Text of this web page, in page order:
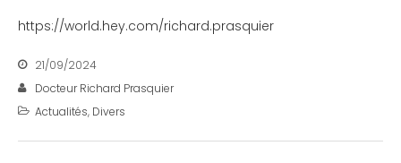
https://world.hey.com/richard.prasquier
21/09/2024
Docteur Richard Prasquier
Actualités, Divers